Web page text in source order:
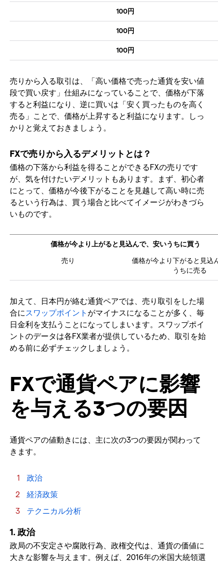
100円
100円
100円
売りから入る取引は、「高い価格で売った通貨を安い値
段で買い戻す」仕組みになっていることで、価格が下落
すると利益になり、逆に買いは「安く買ったものを高く
売る」ことで、価格が上昇すると利益になります。しっ
かりと覚えておきましょう。
FXで売りから入るデメリットとは？
価格の下落から利益を得ることができるFXの売りです
が、気を付けたいデメリットもあります。まず、初心者
にとって、価格が今後下がることを見越して高い時に売
るという行為は、買う場合と比べてイメージがわきづら
いものです。
価格が今より上がると見込んで、安いうちに買う
価格が今より下がると見込
うちに売る
加えて、日本円が絡む通貨ペアでは、売り取引をした場
合に スワップポイント がマイナスになることが多く、毎
日金利を支払うことになってしまいます。スワップポイ
ントのデータは各FX業者が提供しているため、取引を始
める前に必ずチェックしましょう。
FXで通貨ペアに影響
を与える3つの要因
通貨ペアの値動きには、主に次の3つの要因が関わって
きます。
政治
経済政策
テクニカル分析
1. 政治
政局の不安定さや腐敗行為、政権交代は、通貨の価値に
大きな影響を与えます。例えば、2016年の米国大統領選